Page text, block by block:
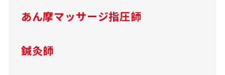
あん摩マッサージ指圧師
鍼灸師